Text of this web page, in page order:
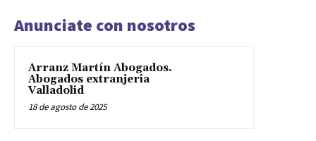
Anunciate con nosotros
Arranz Martín Abogados.
Abogados extranjeria
Valladolid
18 de agosto de 2025